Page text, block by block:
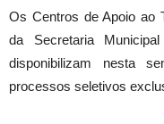
Os Centros de Apoio ao
da Secretaria
disponibilizam nesta
processos seletivos